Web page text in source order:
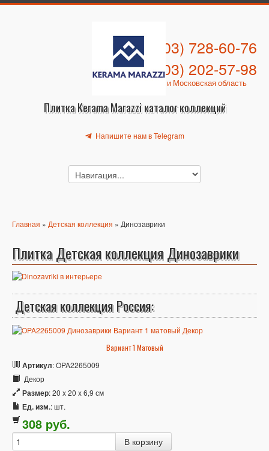
Плитка Kerama Marazzi каталог коллекций
+7 (903) 728-60-76
+7 (903) 202-57-98
Москва и Московская область
Напишите нам в Telegram
Главная » Детская коллекция » Динозаврики
Плитка Детская коллекция Динозаврики
Детская коллекция Россия:
Вариант 1 Матовый
Артикул: OPA2265009
Декор
Размер: 20 x 20 x 6,9 см
Ед. изм.: шт.
308 pуб.